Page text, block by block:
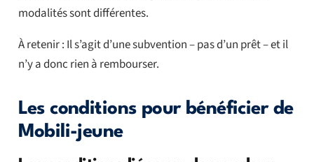
modalités sont différentes.
À retenir : Il s’agit d’une subvention – pas d’un prêt – et il
n’y a donc rien à rembourser.
Les conditions pour bénéficier de
Mobili-jeune